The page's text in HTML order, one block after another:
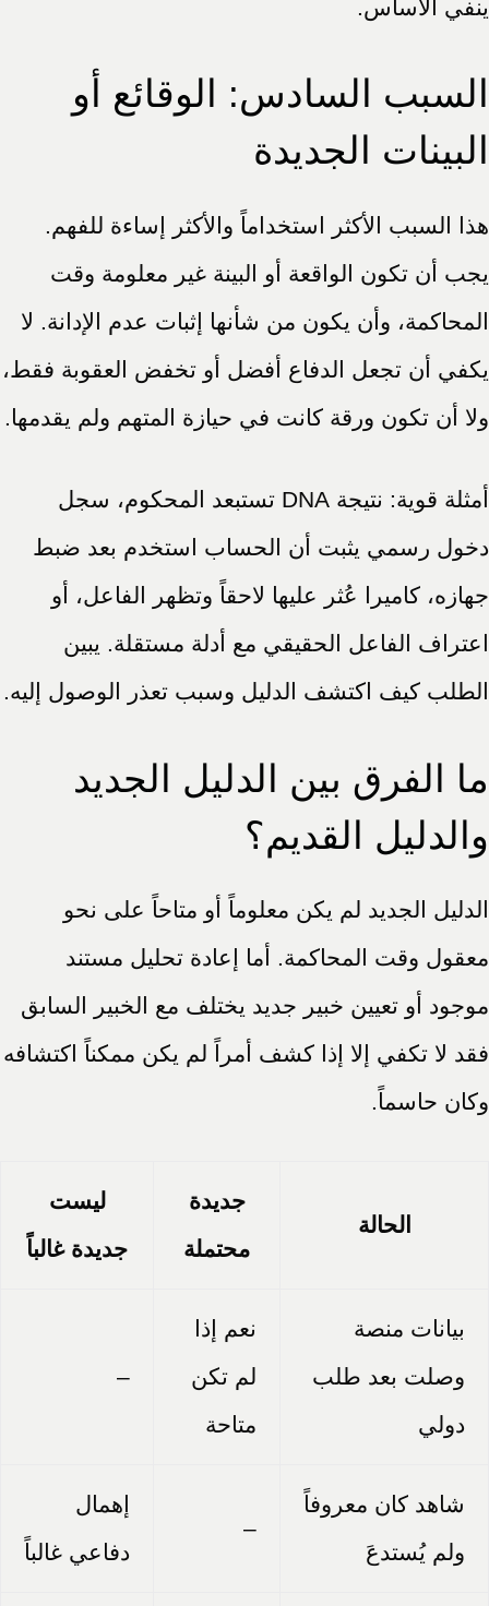
ينفي الأساس.
السبب السادس: الوقائع أو
البينات الجديدة
هذا السبب الأكثر استخداماً والأكثر إساءة للفهم.
يجب أن تكون الواقعة أو البينة غير معلومة وقت
المحاكمة، وأن يكون من شأنها إثبات عدم الإدانة. لا
يكفي أن تجعل الدفاع أفضل أو تخفض العقوبة فقط،
ولا أن تكون ورقة كانت في حيازة المتهم ولم يقدمها.
أمثلة قوية: نتيجة DNA تستبعد المحكوم، سجل
دخول رسمي يثبت أن الحساب استخدم بعد ضبط
جهازه، كاميرا عُثر عليها لاحقاً وتظهر الفاعل، أو
اعتراف الفاعل الحقيقي مع أدلة مستقلة. يبين
الطلب كيف اكتشف الدليل وسبب تعذر الوصول إليه.
ما الفرق بين الدليل الجديد
والدليل القديم؟
الدليل الجديد لم يكن معلوماً أو متاحاً على نحو
معقول وقت المحاكمة. أما إعادة تحليل مستند
موجود أو تعيين خبير جديد يختلف مع الخبير السابق
فقد لا تكفي إلا إذا كشف أمراً لم يكن ممكناً اكتشافه
وكان حاسماً.
الحالة
جديدة
محتملة
ليست
جديدة غالباً
بيانات منصة
وصلت بعد طلب
دولي
نعم إذا
لم تكن
متاحة
–
شاهد كان معروفاً
ولم يُستدعَ
–
إهمال
دفاعي غالباً